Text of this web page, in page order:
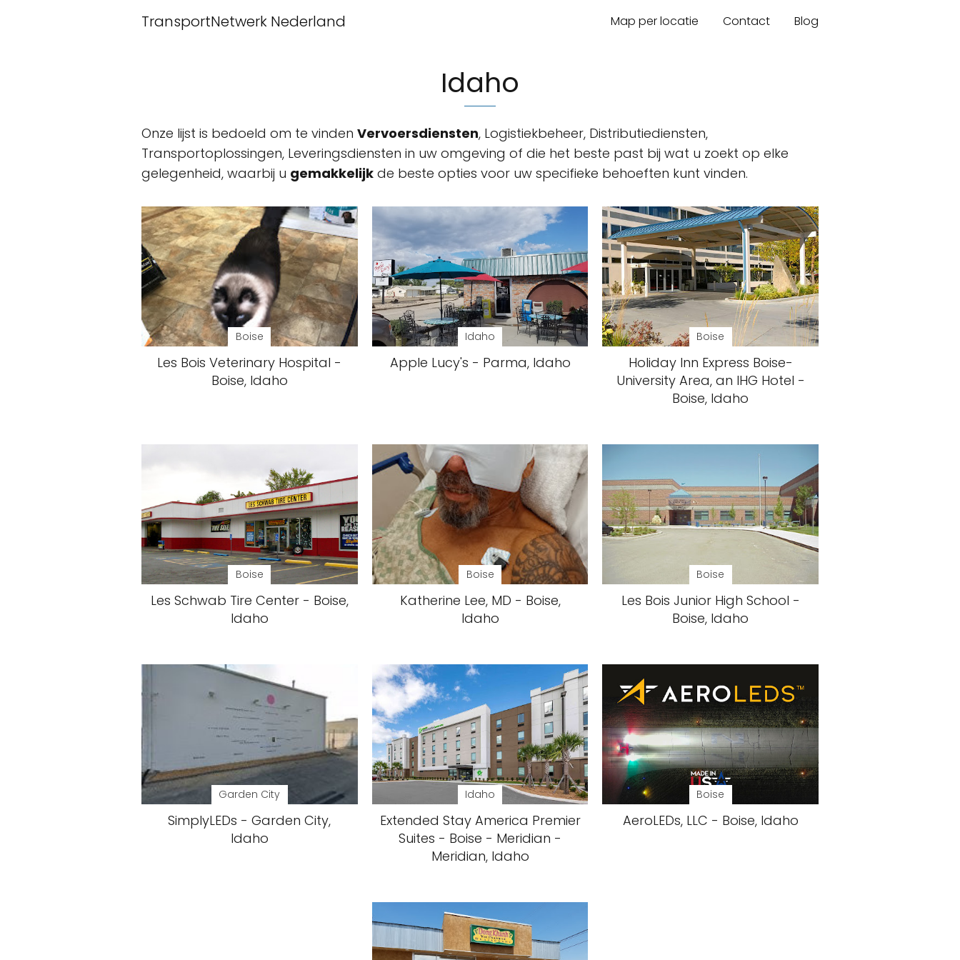
TransportNetwerk Nederland Map per locatie Contact Blog
Idaho
Onze lijst is bedoeld om te vinden Vervoersdiensten, Logistiekbeheer, Distributiediensten,
Transportoplossingen, Leveringsdiensten in uw omgeving of die het beste past bij wat u zoekt op elke
gelegenheid, waarbij u gemakkelijk de beste opties voor uw specifieke behoeften kunt vinden.
Boise
Les Bois Veterinary Hospital -
Boise, Idaho
Idaho
Apple Lucy's - Parma, Idaho
Boise
Holiday Inn Express Boise-
University Area, an IHG Hotel -
Boise, Idaho
Boise
Les Schwab Tire Center - Boise,
Idaho
Boise
Katherine Lee, MD - Boise,
Idaho
Boise
Les Bois Junior High School -
Boise, Idaho
Garden City
SimplyLEDs - Garden City,
Idaho
Idaho
Extended Stay America Premier
Suites - Boise - Meridian -
Meridian, Idaho
Boise
AeroLEDs, LLC - Boise, Idaho